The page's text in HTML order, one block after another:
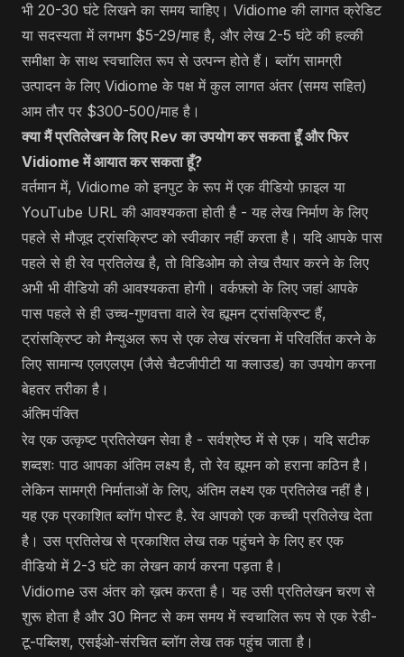
भी 20-30 घंटे लिखने का समय चाहिए। Vidiome की लागत क्रेडिट
या सदस्यता में लगभग $5-29/माह है, और लेख 2-5 घंटे की हल्की
समीक्षा के साथ स्वचालित रूप से उत्पन्न होते हैं। ब्लॉग सामग्री
उत्पादन के लिए Vidiome के पक्ष में कुल लागत अंतर (समय सहित)
आम तौर पर $300-500/माह है।
क्या मैं प्रतिलेखन के लिए Rev का उपयोग कर सकता हूँ और फिर
Vidiome में आयात कर सकता हूँ?
वर्तमान में, Vidiome को इनपुट के रूप में एक वीडियो फ़ाइल या
YouTube URL की आवश्यकता होती है - यह लेख निर्माण के लिए
पहले से मौजूद ट्रांसक्रिप्ट को स्वीकार नहीं करता है। यदि आपके पास
पहले से ही रेव प्रतिलेख है, तो विडिओम को लेख तैयार करने के लिए
अभी भी वीडियो की आवश्यकता होगी। वर्कफ़्लो के लिए जहां आपके
पास पहले से ही उच्च-गुणवत्ता वाले रेव ह्यूमन ट्रांसक्रिप्ट हैं,
ट्रांसक्रिप्ट को मैन्युअल रूप से एक लेख संरचना में परिवर्तित करने के
लिए सामान्य एलएलएम (जैसे चैटजीपीटी या क्लाउड) का उपयोग करना
बेहतर तरीका है।
अंतिम पंक्ति
रेव एक उत्कृष्ट प्रतिलेखन सेवा है - सर्वश्रेष्ठ में से एक। यदि सटीक
शब्दशः पाठ आपका अंतिम लक्ष्य है, तो रेव ह्यूमन को हराना कठिन है।
लेकिन सामग्री निर्माताओं के लिए, अंतिम लक्ष्य एक प्रतिलेख नहीं है।
यह एक प्रकाशित ब्लॉग पोस्ट है. रेव आपको एक कच्ची प्रतिलेख देता
है। उस प्रतिलेख से प्रकाशित लेख तक पहुंचने के लिए हर एक
वीडियो में 2-3 घंटे का लेखन कार्य करना पड़ता है।
Vidiome उस अंतर को ख़त्म करता है। यह उसी प्रतिलेखन चरण से
शुरू होता है और 30 मिनट से कम समय में स्वचालित रूप से एक रेडी-
टू-पब्लिश, एसईओ-संरचित ब्लॉग लेख तक पहुंच जाता है।